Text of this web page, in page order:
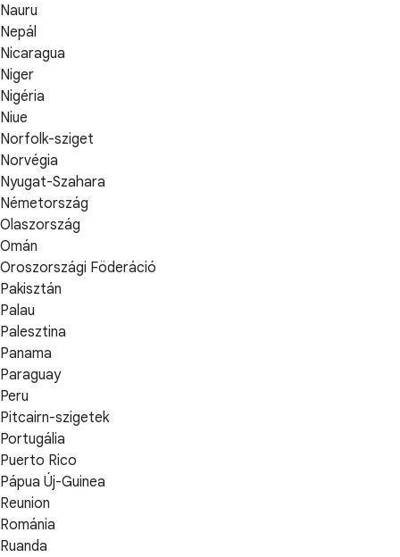
Nauru
Nepál
Nicaragua
Niger
Nigéria
Niue
Norfolk-sziget
Norvégia
Nyugat-Szahara
Németország
Olaszország
Omán
Oroszországi Föderáció
Pakisztán
Palau
Palesztina
Panama
Paraguay
Peru
Pitcairn-szigetek
Portugália
Puerto Rico
Pápua Új-Guinea
Reunion
Románia
Ruanda